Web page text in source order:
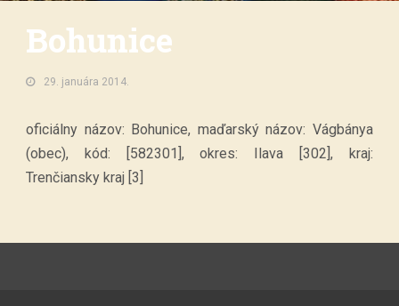
Bohunice
29. januára 2014.
oficiálny názov: Bohunice, maďarský názov: Vágbánya
(obec), kód: [582301], okres: Ilava [302], kraj:
Trenčiansky kraj [3]